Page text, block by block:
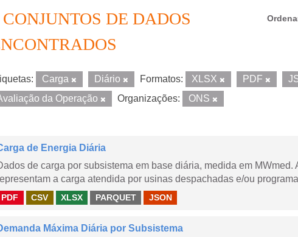
CONJUNTOS DE DADOS
Carga Diário Formatos: XLSX PDF
da Operação
Organizações: ONS
de Energia Diária
de carga por subsistema em base diária, medida em MWmed.
a carga atendida por usinas despachadas e/ou
PDF CSV XLSX PARQUET JSON
Máxima Diária por Subsistema